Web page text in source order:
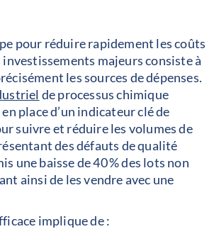
pour réduire rapidement les coûts
majeurs consiste à
les sources de dépenses.
de processus chimique
place d’un indicateur clé de
suivre et réduire les volumes de
des défauts de qualité
une baisse de 40 % des lots non
ainsi de les vendre avec une
implique de :